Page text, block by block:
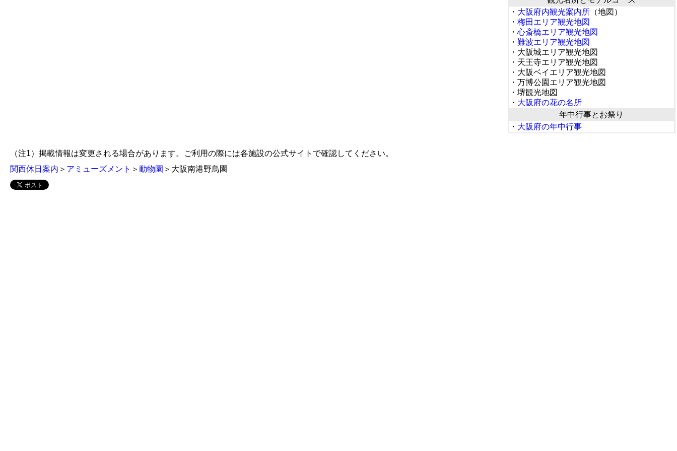
・ 大阪府内観光案内所 （地図）
・ 梅田エリア観光地図
・ 心斎橋エリア観光地図
・ 難波エリア観光地図
・大阪城エリア観光地図
・天王寺エリア観光地図
・大阪ベイエリア観光地図
・万博公園エリア観光地図
・堺観光地図
・ 大阪府の花の名所
年中行事とお祭り
・ 大阪府の年中行事
（注1）掲載情報は変更される場合があります。ご利用の際には各施設の公式サイトで確認してください。
関西休日案内 ＞ アミューズメント ＞ 動物園 ＞大阪南港野鳥園